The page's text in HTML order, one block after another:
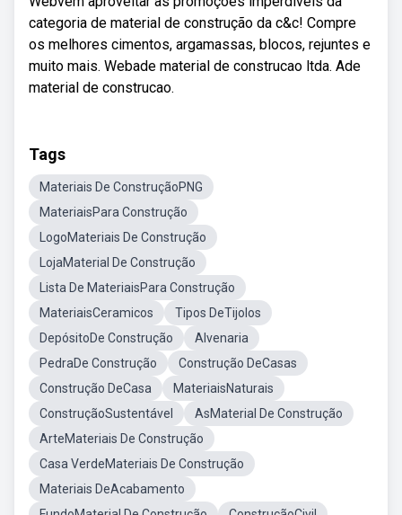
categoria de material de construção da c&c! Compre
os melhores cimentos, argamassas, blocos, rejuntes e
muito mais. Webade material de construcao ltda. Ade
material de construcao.
Tags
Materiais De ConstruçãoPNG
MateriaisPara Construção
LogoMateriais De Construção
LojaMaterial De Construção
Lista De MateriaisPara Construção
MateriaisCeramicos
Tipos DeTijolos
DepósitoDe Construção
Alvenaria
PedraDe Construção
Construção DeCasas
Construção DeCasa
MateriaisNaturais
ConstruçãoSustentável
AsMaterial De Construção
ArteMateriais De Construção
Casa VerdeMateriais De Construção
Materiais DeAcabamento